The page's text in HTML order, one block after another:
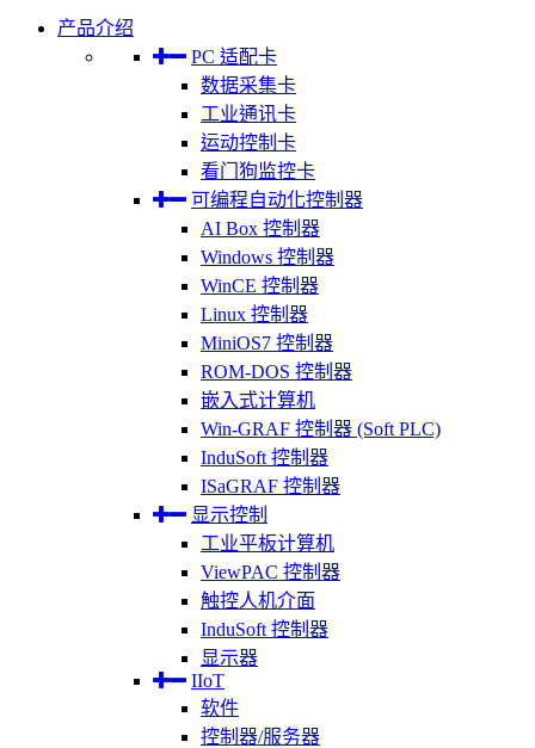
产品介绍
PC 适配卡
数据采集卡
工业通讯卡
运动控制卡
看门狗监控卡
可编程自动化控制器
AI Box 控制器
Windows 控制器
WinCE 控制器
Linux 控制器
MiniOS7 控制器
ROM-DOS 控制器
嵌入式计算机
Win-GRAF 控制器 (Soft PLC)
InduSoft 控制器
ISaGRAF 控制器
显示控制
工业平板计算机
ViewPAC 控制器
触控人机介面
InduSoft 控制器
显示器
IIoT
软件
控制器/服务器